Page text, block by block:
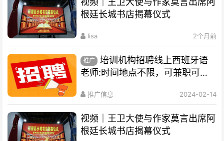
根廷长城书店揭幕仪式
lisa 2个月前
推广
培训机构招聘线上西班牙语
老师:时间地点不限，可兼职可全
推广信息 2024-02-14
视频｜王卫大使与作家莫言出席阿
根廷长城书店揭幕仪式